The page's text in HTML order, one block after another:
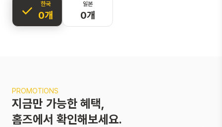
대 및 축소,
한 손가락으로 이
동이 가능해요
한국
0개
일본
0개
PROMOTIONS
지금만 가능한 혜택,
홈즈에서 확인해보세요.